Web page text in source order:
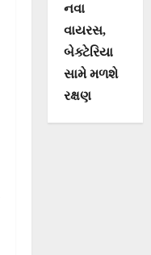
નવા
વાયરસ,
બેક્ટેરિયા
સામે મળશે
રક્ષણ